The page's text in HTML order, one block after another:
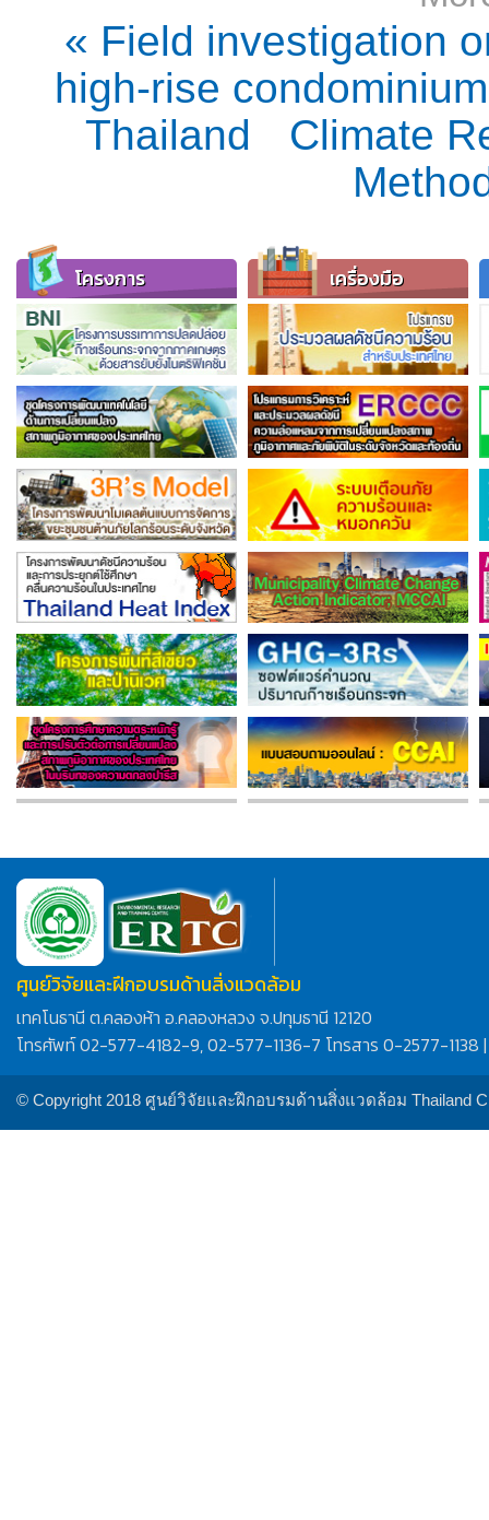
« Field investigation
high-rise
Thailand
Climate
โครงการ เครื่องมือ
ศูนย์วิจัยและฝึกอบรมด้านสิ่งแวดล้อม
เทคโนธานี ต.คลองห้า อ.คลองหลวง จ.ปทุมธานี 12120
โทรศัพท์ 02-577-4182-9, 02-577-1136-7 โทรสาร 0-2577-1138
© Copyright 2018 ศูนย์วิจัยและฝึกอบรมด้านสิ่งแวดล้อม Thailand